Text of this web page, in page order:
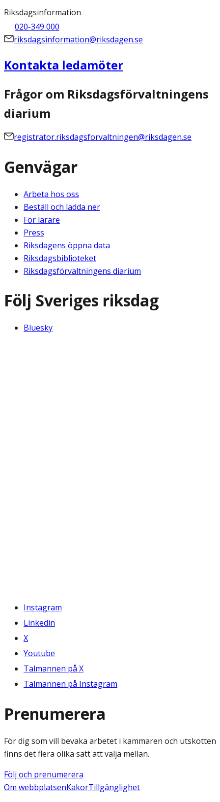
Riksdagsinformation
020-349 000
riksdagsinformation@riksdagen.se
Kontakta ledamöter
Frågor om Riksdagsförvaltningens
diarium
registrator.riksdagsforvaltningen@riksdagen.se
Genvägar
Arbeta hos oss
Beställ och ladda ner
För lärare
Press
Riksdagens öppna data
Riksdagsbiblioteket
Riksdagsförvaltningens diarium
Följ Sveriges riksdag
Bluesky
Instagram
Linkedin
X
Youtube
Talmannen på X
Talmannen på Instagram
Prenumerera
För dig som vill bevaka arbetet i kammaren och utskotten
finns det flera olika sätt att välja mellan.
Följ och prenumerera
Om webbplatsenKakorTillgänglighet